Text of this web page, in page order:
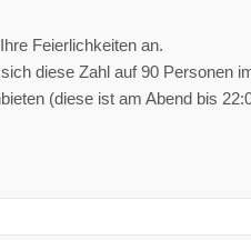
Feierlichkeiten an.
diese Zahl auf 90 Personen
(diese ist am Abend bis